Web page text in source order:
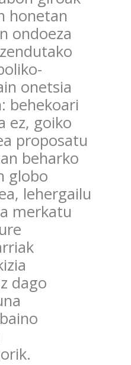
honetan
ondoeza
onetsia
behekoari
ez, goiko
proposatu
beharko
globo
lehergailu
merkatu
dago